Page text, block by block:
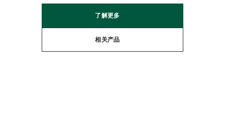
了解更多​
相关产品​